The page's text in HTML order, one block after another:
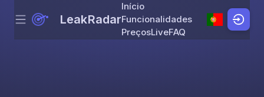
Skip to content
Menu LeakRadar
Início
Funcionalidades
PreçosLiveFAQ